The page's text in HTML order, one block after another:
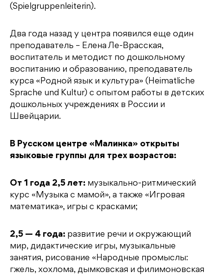
(Spielgruppenleiterin).
Два года назад у центра появился еще один
преподаватель – Елена Ле-Врасская,
воспитатель и методист по дошкольному
воспитанию и образованию, преподаватель
курса «Родной язык и культура» (Heimatliche
Sprache und Kultur) с опытом работы в детских
дошкольных учреждениях в России и
Швейцарии.
В Русском центре «Малинка» открыты
языковые группы для трех возрастов:
От 1 года 2,5 лет: музыкально-ритмический
курс «Музыка с мамой», а также «Игровая
математика», игры с красками;
2,5 — 4 года: развитие речи и окружающий
мир, дидактические игры, музыкальные
занятия, рисование «Народные промыслы:
гжель, хохлома, дымковская и филимоновская